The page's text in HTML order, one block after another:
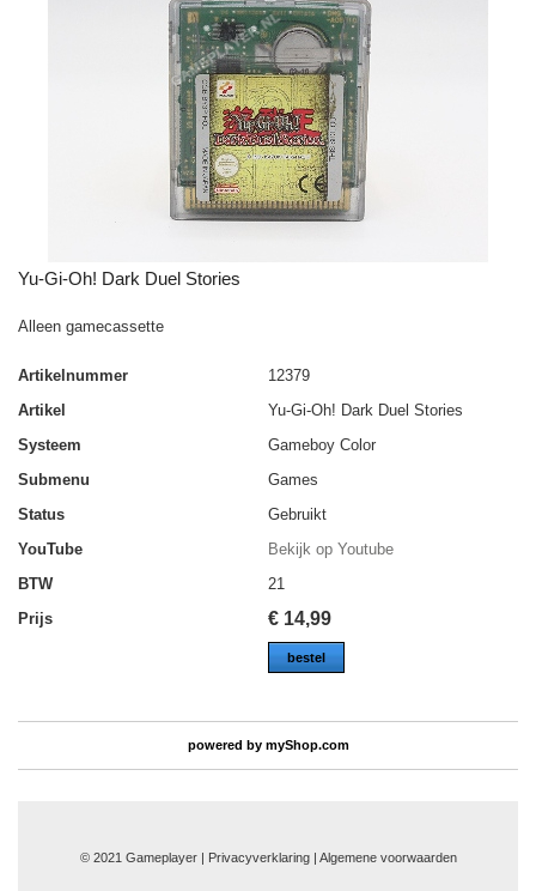
Yu-Gi-Oh! Dark Duel Stories
Alleen gamecassette
Artikelnummer
12379
Artikel
Yu-Gi-Oh! Dark Duel Stories
Systeem
Gameboy Color
Submenu
Games
Status
Gebruikt
YouTube
Bekijk op Youtube
BTW
21
Prijs
€ 14,99
bestel
powered by myShop.com
© 2021 Gameplayer | Privacyverklaring | Algemene voorwaarden